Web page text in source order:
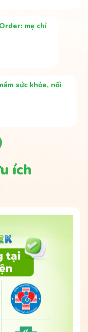
mẹ chỉ
sức khỏe, nối
ích